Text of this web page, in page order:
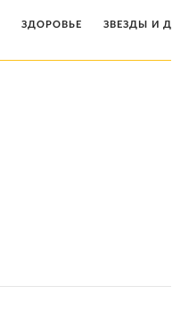
ЗДОРОВЬЕ ЗВЕЗДЫ И